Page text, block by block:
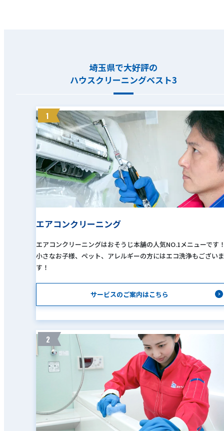
埼玉県で大好評の
ハウスクリーニングベスト3
1
エアコンクリーニング
エアコンクリーニングはおそうじ本舗の人気NO.1メニューです
小さなお子様、ペット、アレルギーの方にはエコ洗浄もございま
す！
サービスのご案内はこちら
2